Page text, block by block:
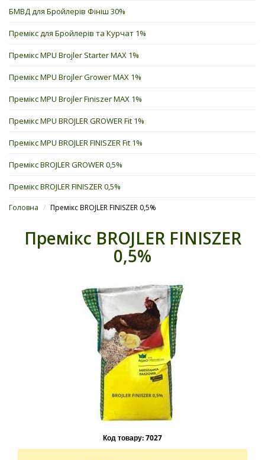
БМВД для Бройлерів Фініш 30%
Премікс для Бройлерів та Курчат 1%
Премікс MPU Brojler Starter MAX 1%
Премікс MPU Brojler Grower MAX 1%
Премікс MPU Brojler Finiszer MAX 1%
Премікс MPU BROJLER GROWER Fit 1%
Премікс MPU BROJLER FINISZER Fit 1%
Премікс BROJLER GROWER 0,5%
Премікс BROJLER FINISZER 0,5%
Головна / Премікс BROJLER FINISZER 0,5%
Премікс BROJLER FINISZER
0,5%
Код товару:7027